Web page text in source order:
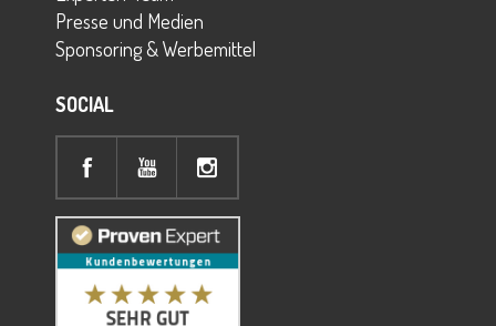
Presse und Medien
Sponsoring & Werbemittel
SOCIAL